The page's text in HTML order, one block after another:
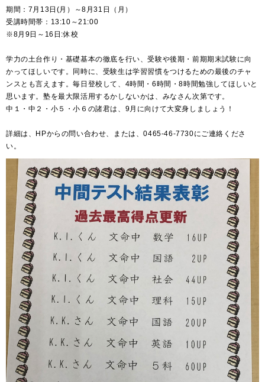
期間：7月13日(月）～8月31日（月）
受講時間帯：13:10～21:00
※8月9日～16日:休校
学力の土台作り・基礎基本の徹底を行い、受験や後期・前期期末試験に向
かってほしいです。同時に、受験生は学習習慣をつけるための最後のチャ
ンスとも言えます。毎日登校して、4時間・6時間・8時間勉強してほしいと
思います。塾を最大限活用するかしないかは、みなさん次第です。
中１・中２・小５・小６の諸君は、9月に向けて大変身しましょう！
詳細は、HPからの問い合わせ、または、0465-46-7730にご連絡くださ
い。